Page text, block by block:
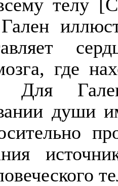
телу [
где
Для
души